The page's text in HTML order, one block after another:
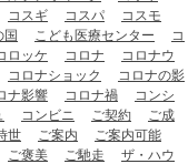
コスギ コスパ
コスモ
国
こども医療センター
コ
ロッケ コロナ
コロナウ
コロナショック
コロナの影
ナ影響 コロナ禍
コンシ
コンビニ ご契約
ご成
世 ご案内
ご案内可能
ご褒美 ご馳走
ザ・ハウ